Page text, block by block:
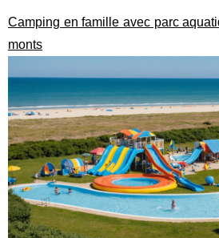
Camping en famille avec parc
monts